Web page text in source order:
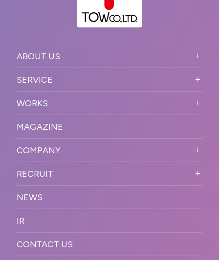
ABOUT US
PURPOSE
VISION
OUR DNA
SERVICE
STRONG POINT
BUSINESS DOMAIN
SOLUTION
WORKFLOW
WORKS
オンラインイベント
SNSプロモーション
プラットフォーム販
促
デジタル制作・映像
制作
PR
カンファレンス・展示会・アワ
ESPORTS・ゲームプロモーシ
MAGAZINE
COMPANY
COMPANY INFORMATION
MESSAGE
OFFICER
ACCESS
ORGANIZATION CHART
RECRUIT
新卒採用
キャリア採用
NEWS
IR
CONTACT US